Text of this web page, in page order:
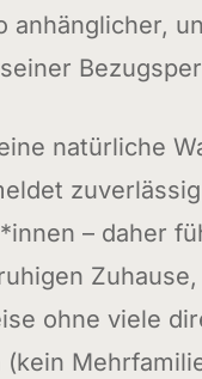
anhänglicher,
natürliche
zuverlässig
– daher
Zuhause,
ohne viele
(kein